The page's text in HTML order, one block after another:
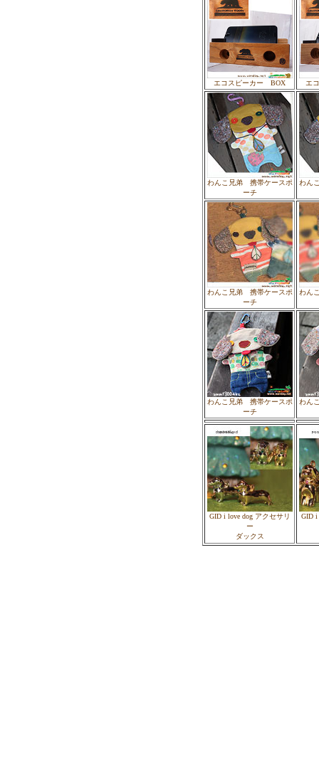
エコスピーカー BOX エ
わんこ兄弟 携帯ケースポ
ーチ
わん
わんこ兄弟 携帯ケースポ
ーチ
わん
わんこ兄弟 携帯ケースポ
ーチ
わん
GID i love dog アクセサリ
ー
ダックス
GID i